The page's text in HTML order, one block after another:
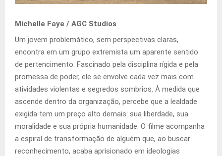
Michelle Faye / AGC Studios
Um jovem problemático, sem perspectivas claras,
encontra em um grupo extremista um aparente sentido
de pertencimento. Fascinado pela disciplina rígida e pela
promessa de poder, ele se envolve cada vez mais com
atividades violentas e segredos sombrios. À medida que
ascende dentro da organização, percebe que a lealdade
exigida tem um preço alto demais: sua liberdade, sua
moralidade e sua própria humanidade. O filme acompanha
a espiral de transformação de alguém que, ao buscar
reconhecimento, acaba aprisionado em ideologias